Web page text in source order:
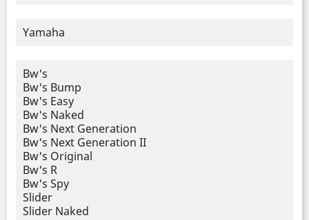
Yamaha
Bw's
Bw's Bump
Bw's Easy
Bw's Naked
Bw's Next Generation
Bw's Next Generation II
Bw's Original
Bw's R
Bw's Spy
Slider
Slider Naked